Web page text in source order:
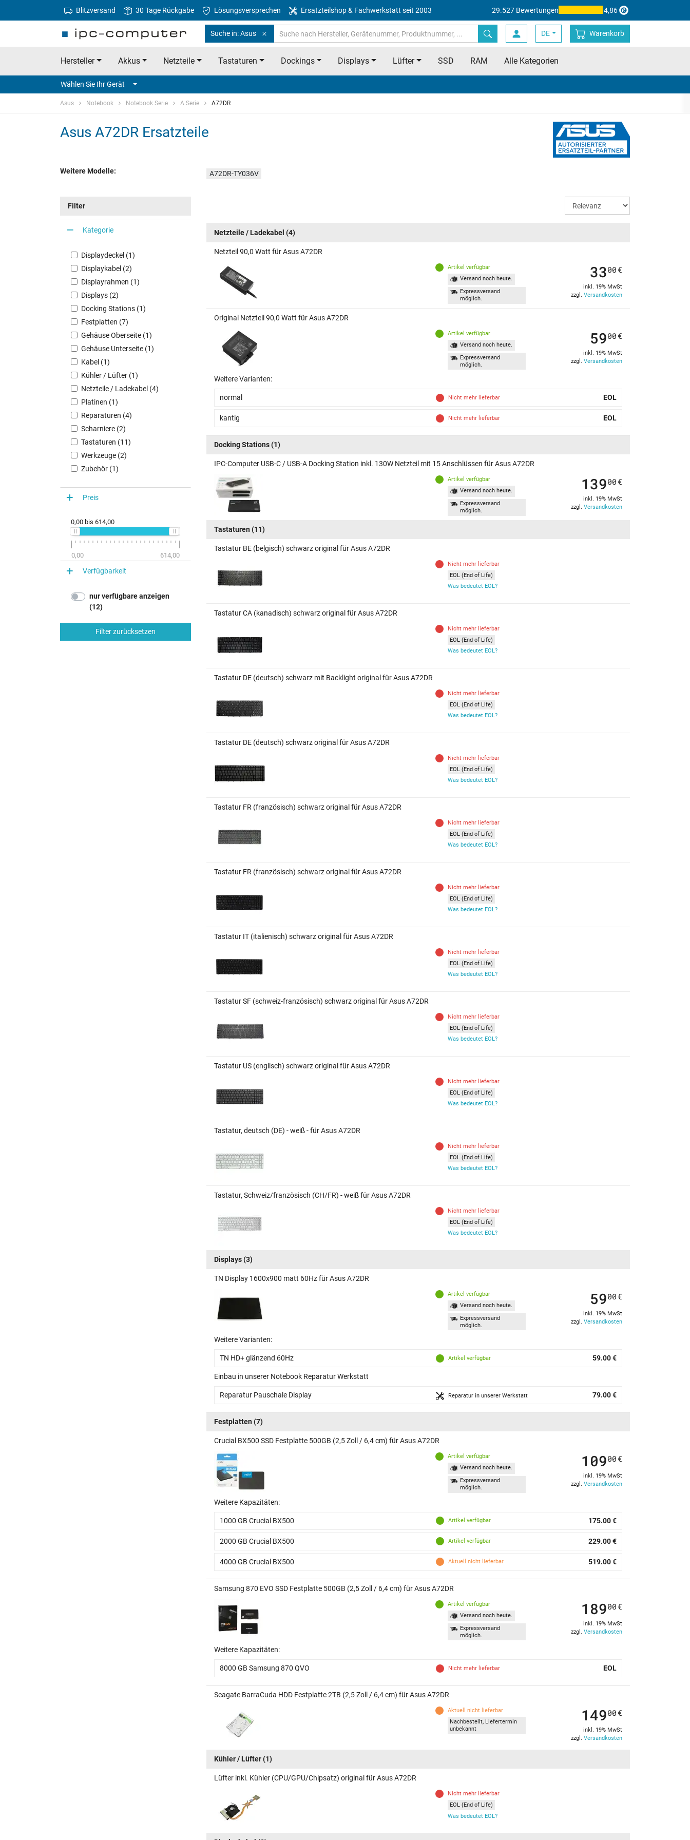
Blitzversand 30 Tage Rückgabe Lösungsversprechen Ersatzteilshop & Fachwerkstatt seit 2003 29.527 Bewertungen 4,86
Suche in: Asus DE Warenkorb
Hersteller Akkus Netzteile Tastaturen Dockings Displays Lüfter SSD RAM Alle Kategorien
Wählen Sie Ihr Gerät
Asus Notebook Notebook Serie A Serie A72DR
Asus A72DR Ersatzteile
Weitere Modelle: A72DR-TY036V
Filter
Kategorie
Displaydeckel (1)
Displaykabel (2)
Displayrahmen (1)
Displays (2)
Docking Stations (1)
Festplatten (7)
Gehäuse Oberseite (1)
Gehäuse Unterseite (1)
Kabel (1)
Kühler / Lüfter (1)
Netzteile / Ladekabel (4)
Platinen (1)
Reparaturen (4)
Scharniere (2)
Tastaturen (11)
Werkzeuge (2)
Zubehör (1)
Preis
0,00 bis 614,00
0,00 614,00
Verfügbarkeit
nur verfügbare anzeigen
(12)
Filter zurücksetzen
Netzteile / Ladekabel (4)
Netzteil 90,0 Watt für Asus A72DR
Artikel verfügbar
Versand noch heute.
Expressversand
möglich.
3300 €
inkl. 19% MwSt
zzgl. Versandkosten
Original Netzteil 90,0 Watt für Asus A72DR
Artikel verfügbar
Versand noch heute.
Expressversand
möglich.
5900 €
inkl. 19% MwSt
zzgl. Versandkosten
Weitere Varianten:
normal Nicht mehr lieferbar EOL
kantig Nicht mehr lieferbar EOL
Docking Stations(1)
IPC-Computer USB-C / USB-A Docking Station inkl. 130W Netzteil mit 15 Anschlüssen für Asus A72DR
Artikel verfügbar
Versand noch heute.
Expressversand
möglich.
13900 €
inkl. 19% MwSt
zzgl. Versandkosten
Tastaturen (11)
Tastatur BE (belgisch) schwarz original für Asus A72DR
Nicht mehr lieferbar
EOL (End of Life)
Was bedeutet EOL?
Tastatur CA (kanadisch) schwarz original für Asus A72DR
Nicht mehr lieferbar
EOL (End of Life)
Was bedeutet EOL?
Tastatur DE (deutsch) schwarz mit Backlight original für Asus A72DR
Nicht mehr lieferbar
EOL (End of Life)
Was bedeutet EOL?
Tastatur DE (deutsch) schwarz original für Asus A72DR
Nicht mehr lieferbar
EOL (End of Life)
Was bedeutet EOL?
Tastatur FR (französisch) schwarz original für Asus A72DR
Nicht mehr lieferbar
EOL (End of Life)
Was bedeutet EOL?
Tastatur FR (französisch) schwarz original für Asus A72DR
Nicht mehr lieferbar
EOL (End of Life)
Was bedeutet EOL?
Tastatur IT (italienisch) schwarz original für Asus A72DR
Nicht mehr lieferbar
EOL (End of Life)
Was bedeutet EOL?
Tastatur SF (schweiz-französisch) schwarz original für Asus A72DR
Nicht mehr lieferbar
EOL (End of Life)
Was bedeutet EOL?
Tastatur US (englisch) schwarz original für Asus A72DR
Nicht mehr lieferbar
EOL (End of Life)
Was bedeutet EOL?
Tastatur, deutsch (DE) - weiß - für Asus A72DR
Nicht mehr lieferbar
EOL (End of Life)
Was bedeutet EOL?
Tastatur, Schweiz/französisch (CH/FR) - weiß für Asus A72DR
Nicht mehr lieferbar
EOL (End of Life)
Was bedeutet EOL?
Displays(3)
TN Display 1600x900 matt 60Hz für Asus A72DR
Artikel verfügbar
Versand noch heute.
Expressversand
möglich.
5900 €
inkl. 19% MwSt
zzgl. Versandkosten
Weitere Varianten:
TN HD+ glänzend 60Hz Artikel verfügbar 59.00 €
Einbau in unserer Notebook Reparatur Werkstatt
Reparatur Pauschale Display Reparatur in unserer Werkstatt 79.00 €
Festplatten (7)
Crucial BX500 SSD Festplatte 500GB (2,5 Zoll / 6,4 cm) für Asus A72DR
Artikel verfügbar
Versand noch heute.
Expressversand
möglich.
10900 €
inkl. 19% MwSt
zzgl. Versandkosten
Weitere Kapazitäten:
1000 GB Crucial BX500 Artikel verfügbar 175.00 €
2000 GB Crucial BX500 Artikel verfügbar 229.00 €
4000 GB Crucial BX500 Aktuell nicht lieferbar 519.00 €
Samsung 870 EVO SSD Festplatte 500GB (2,5 Zoll / 6,4 cm) für Asus A72DR
Artikel verfügbar
Versand noch heute.
Expressversand
möglich.
18900 €
inkl. 19% MwSt
zzgl. Versandkosten
Weitere Kapazitäten:
8000 GB Samsung 870 QVO Nicht mehr lieferbar EOL
Seagate BarraCuda HDD Festplatte 2TB (2,5 Zoll / 6,4 cm) für Asus A72DR
Aktuell nicht lieferbar
Nachbestellt, Liefertermin
unbekannt
14900 €
inkl. 19% MwSt
zzgl. Versandkosten
Kühler / Lüfter(1)
Lüfter inkl. Kühler (CPU/GPU/Chipsatz) original für Asus A72DR
Nicht mehr lieferbar
EOL (End of Life)
Was bedeutet EOL?